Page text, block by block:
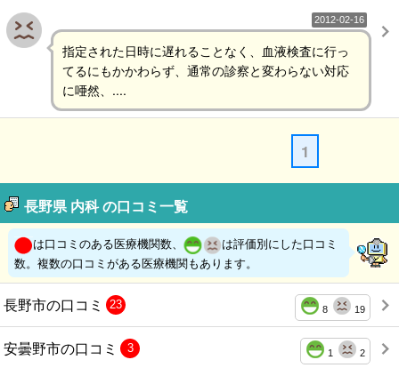
2012-02-16
指定された日時に遅れることなく、血液検査に行っ
てるにもかかわらず、通常の診察と変わらない対応
に唖然、....
1
長野県 内科 の口コミ一覧
は口コミのある医療機関数、
は評価別にした口コミ
数。複数の口コミがある医療機関もあります。
長野市の口コミ 8 19
23
安曇野市の口コミ 1 2
3